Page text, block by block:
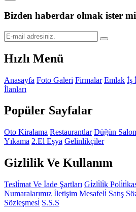
Bizden haberdar olmak ister
Hızlı Menü
Anasayfa Foto Galeri Firmalar Emlak İş
İlanları
Popüler Sayfalar
Oto Kiralama Restaurantlar Düğün
Yıkama 2.El Eşya Gelinlikçiler
Gizlilik Ve Kullanım
Tesli̇mat Ve İade Şartları Gi̇zli̇li̇k
Numaralarımız İletişim Mesafeli̇ Satış
Sözleşmesi̇ S.S.S